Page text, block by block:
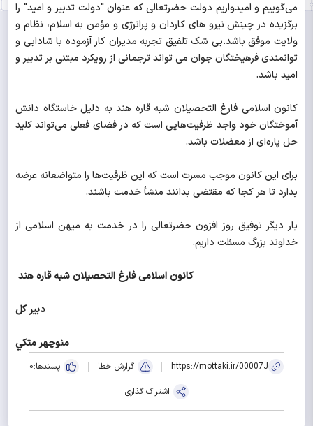
می‌گوییم و امیدواریم دولت حضرتعالی که عنوان "دولت تدبیر و امید" را
برگزیده در چینش نیرو های کاردان و پرانرژی و مؤمن به اسلام، نظام و
ولایت موفق باشد.بی شک تلفیق تجربه مدیران کار آزموده با شادابی و
توانمندی فرهیختگان جوان می تواند ترجمانی از رویکرد مبتنی بر تدبیر و
امید باشد.
کانون اسلامی فارغ التحصیلان شبه قاره هند به دلیل خاستگاه دانش
آموختگان خود واجد ظرفیت‌هایی است که در فضای فعلی می‌تواند کلید
حل پاره‌ای از معضلات باشد.
برای این کانون موجب مسرت است که این ظرفیت‌ها را متواضعانه عرضه
بدارد تا هر کجا که مقتضی بدانند منشأ خدمت باشند.
بار دیگر توفیق روز افزون حضرتعالی را در خدمت به میهن اسلامی از
خداوند بزرگ مسئلت داریم.
کانون اسلامی فارغ التحصیلان شبه قاره هند
دبیر کل
منوچهر متکي
https://mottaki.ir/00007J گزارش خطا پسندها:0
اشتراک گذاری